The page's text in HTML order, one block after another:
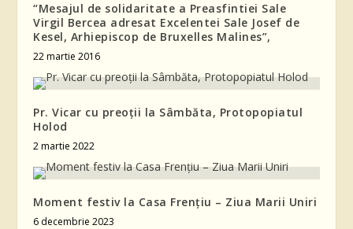
“Mesajul de solidaritate a Preasfintiei Sale
Virgil Bercea adresat Excelentei Sale Josef de
Kesel, Arhiepiscop de Bruxelles Malines”,
22 martie 2016
Pr. Vicar cu preoții la Sâmbăta, Protopopiatul
Holod
2 martie 2022
Moment festiv la Casa Frențiu – Ziua Marii Uniri
6 decembrie 2023